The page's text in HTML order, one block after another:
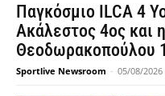
Παγκόσμιο ILCA 4
Ακάλεστος 4ος και
Θεοδωρακοπούλου
Sportlive Newsroom - 05/08/2026